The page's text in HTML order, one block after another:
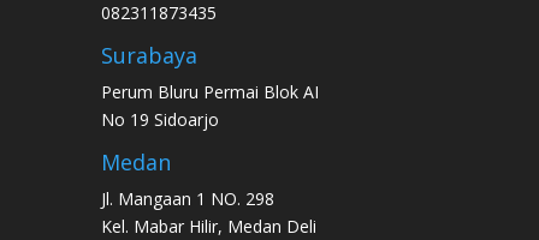
082311873435
Surabaya
Perum Bluru Permai Blok AI
No 19 Sidoarjo
Medan
Jl. Mangaan 1 NO. 298
Kel. Mabar Hilir, Medan Deli